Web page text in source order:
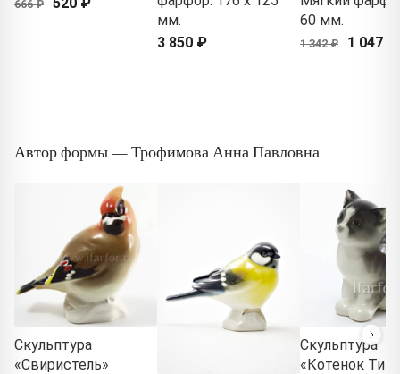
666 ₽
мм.
3 850 ₽
60 мм.
1 342 ₽ 1 047 ₽
Автор формы — Трофимова Анна Павловна
Скульптура
«Свиристель»
Скульптура
«Котенок